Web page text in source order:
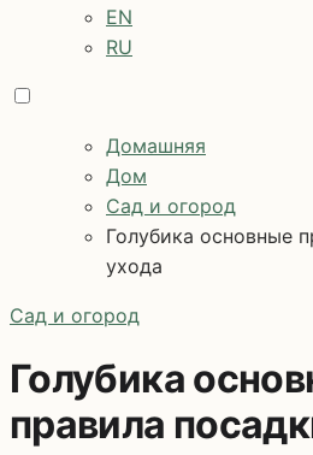
EN
RU
Домашняя
Дом
Сад и огород
Голубика основные
ухода
Сад и огород
Голубика
правила